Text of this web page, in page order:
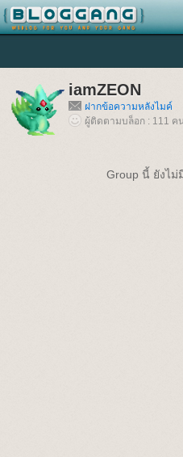
iamZEON
ฝากข้อความหลังไมค์
ผู้ติดตามบล็อก : 111 ค
Group นี้ ยังไม่